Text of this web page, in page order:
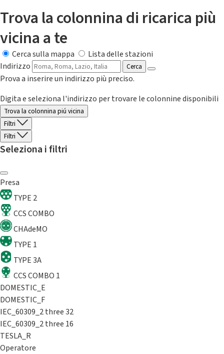
Trova la colonnina di ricarica più
vicina a te
Cerca sulla mappa
Lista delle stazioni
Indirizzo
Cerca
Prova a inserire un indirizzo più preciso.
Digita e seleziona l'indirizzo per trovare le colonnine disponibili
Trova la colonnina piú vicina
Filtri
Filtri
Seleziona i filtri
Presa
TYPE 2
CCS COMBO
CHAdeMO
TYPE 1
TYPE 3A
CCS COMBO 1
DOMESTIC_E
DOMESTIC_F
IEC_60309_2 three 32
IEC_60309_2 three 16
TESLA_R
Operatore